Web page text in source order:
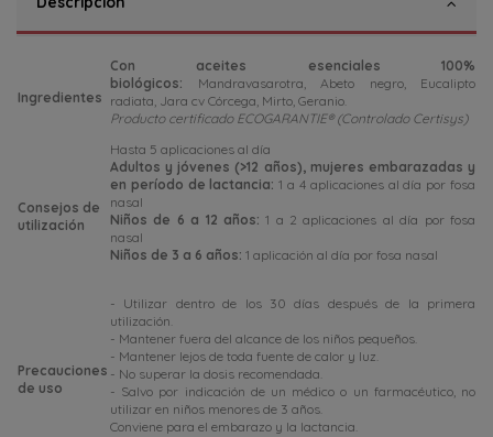
Ingredientes
Con aceites esenciales 100%
biológicos: Mandravasarotra, Abeto negro, Eucalipto
radiata, Jara cv Córcega, Mirto, Geranio.
Producto certificado ECOGARANTIE® (Controlado Certisys)
Consejos de
utilización
Hasta 5 aplicaciones al día
Adultos y jóvenes (>12 años), mujeres embarazadas y
en período de lactancia: 1 a 4 aplicaciones al día por fosa
nasal
Niños de 6 a 12 años:1 a 2 aplicaciones al día por fosa
nasal
Niños de 3 a 6 años: 1 aplicación al día por fosa nasal
Precauciones
de uso
- Utilizar dentro de los 30 días después de la primera
utilización.
- Mantener fuera del alcance de los niños pequeños.
- Mantener lejos de toda fuente de calor y luz.
- No superar la dosis recomendada.
- Salvo por indicación de un médico o un farmacéutico, no
utilizar en niños menores de 3 años.
Conviene para el embarazo y la lactancia.